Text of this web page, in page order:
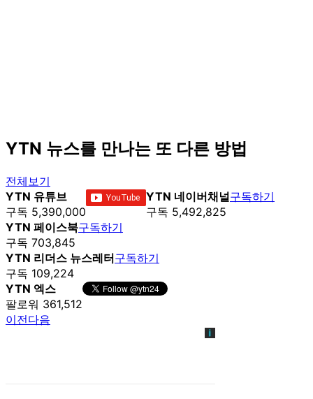
YTN 뉴스를 만나는 또 다른 방법
전체보기
YTN 유튜브
구독 5,390,000
YTN 네이버채널
구독 5,492,825
구독하기
YTN 페이스북
구독 703,845
구독하기
YTN 리더스 뉴스레터
구독 109,224
구독하기
YTN 엑스
팔로워 361,512
이전다음